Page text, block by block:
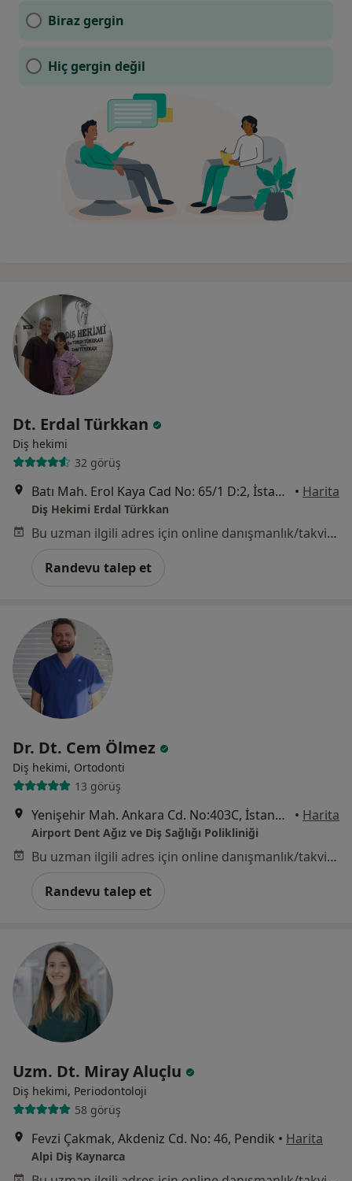
Biraz gergin
Hiç gergin değil
Dt. Erdal Türkkan
Diş hekimi
32 görüş
Batı Mah. Erol Kaya Cad No: 65/1 D:2, İstanbul • Harita
Diş Hekimi Erdal Türkkan
Bu uzman ilgili adres için online danışmanlık/takvim sunmuyor.
Randevu talep et
Dr. Dt. Cem Ölmez
Diş hekimi, Ortodonti
13 görüş
Yenişehir Mah. Ankara Cd. No:403C, İstanbul • Harita
Airport Dent Ağız ve Diş Sağlığı Polikliniği
Bu uzman ilgili adres için online danışmanlık/takvim sunmuyor.
Randevu talep et
Uzm. Dt. Miray Aluçlu
Diş hekimi, Periodontoloji
58 görüş
Fevzi Çakmak, Akdeniz Cd. No: 46, Pendik • Harita
Alpi Diş Kaynarca